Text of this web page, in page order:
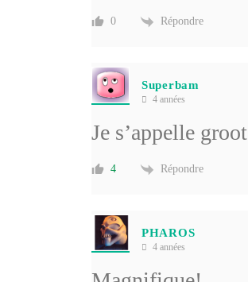
0 Répondre
Superbam
4 années
Je s’appelle groot
4 Répondre
PHAROS
4 années